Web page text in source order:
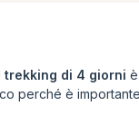
trekking di 4 giorni
perché è